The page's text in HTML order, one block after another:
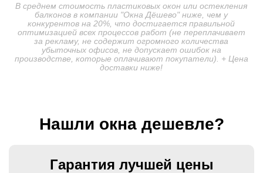
В среднем стоимость пластиковых окон или остекления
балконов в компании "Окна Дёшево" ниже, чем у
конкурентов на 20%, что достигается правильной
оптимизацией всех процессов работ (не переплачивает
за рекламу, не содержит огромного количества
убыточных офисов, не допускает ошибок на
производстве, которые оплачивают покупатели). + Цена
доставки ниже!
Нашли окна дешевле?
Гарантия лучшей цены